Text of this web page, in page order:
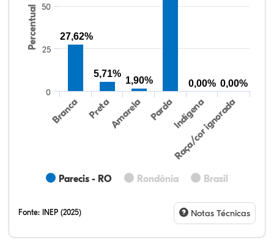
Percentual
Parecis - RO Rondônia Brasil
Branca PretaAmarela PardaIndígena
Raça/cor ignorada
0
25
50
27,62%
5,71%
1,90% 0,00% 0,00%
Fonte: INEP (2025) Notas Técnicas
27,12%
1,02%
0,34%
65,08%
1,36%
5,08%
38,40%
3,47%
0,13%
50,15%
2,37%
5,48%